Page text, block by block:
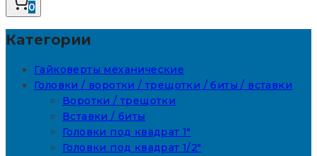
0
Категории
Гайковерты механические
Головки / воротки / трещотки / биты / вставки
Воротки / трещотки
Вставки / биты
Головки под квадрат 1"
Головки под квадрат 1/2"